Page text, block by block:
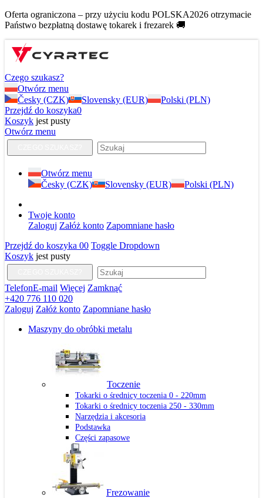
Oferta ograniczona – przy użyciu kodu POLSKA2026 otrzymacie
Państwo bezpłatną dostawę tokarek i frezarek 🚚
Czego szukasz?
Otwórz menu
Česky (CZK)
Slovensky (EUR)
Polski (PLN)
Przejdź do koszyka0
Koszyk jest pusty
Otwórz menu
Otwórz menu
Česky (CZK)
Slovensky (EUR) Polski (PLN)
Twoje konto
Zaloguj Załóż konto Zapomniane hasło
Przejdź do koszyka 00 Toggle Dropdown
Koszyk jest pusty
TelefonE-mail Więcej Zamknąć
+420 776 110 020
Zaloguj Załóż konto Zapomniane hasło
Maszyny do obróbki metalu
Toczenie
Tokarki o średnicy toczenia 0 - 220mm
Tokarki o średnicy toczenia 250 - 330mm
Narzędzia i akcesoria
Podstawka
Części zapasowe
Frezowanie